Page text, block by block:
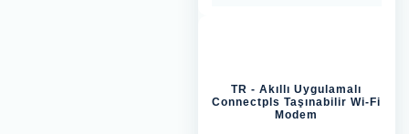
TR - Akıllı Uygulamalı
Connectpls Taşınabilir Wi-Fi
Modem